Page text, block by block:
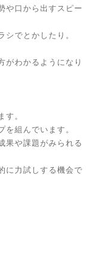
や口から出すスピー
シでとかしたり。
がわかるようになり
す。
を組んでいます。
果や課題がみられる
に力試しする機会で